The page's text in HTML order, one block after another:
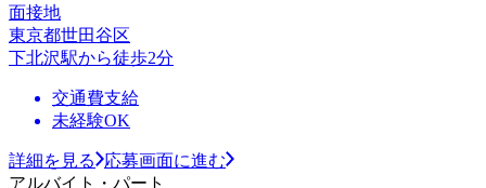
面接地
東京都世田谷区
下北沢駅から徒歩2分
交通費支給
未経験OK
詳細を見る
応募画面に進む
アルバイト・パート